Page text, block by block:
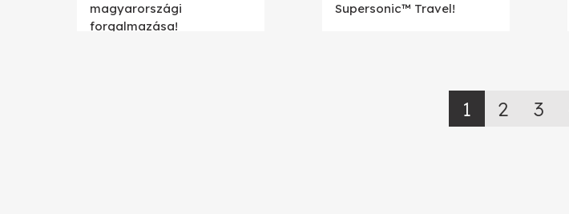
magyarországi
forgalmazása!
Supersonic™ Travel!
1 2 3